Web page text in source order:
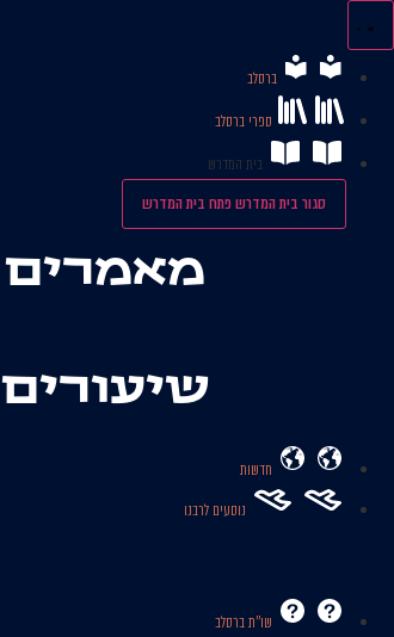
לתוכן
ברסלב
ספרי ברסלב
בית המדרש
סגור בית המדרשפתח בית המדרש
מאמרים
שיעורים
חדשות
נוסעים לרבנו
שו’’ת ברסלב